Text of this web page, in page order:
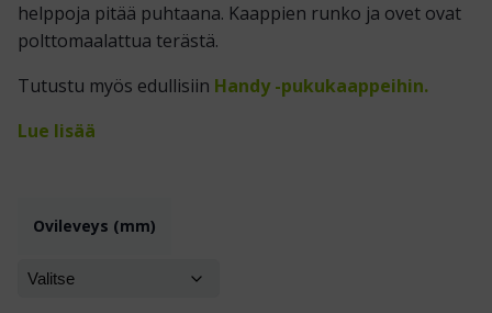
helppoja pitää puhtaana. Kaappien runko ja ovet ovat
polttomaalattua terästä.
Tutustu myös edullisiin Handy -pukukaappeihin.
Lue lisää
Ovileveys (mm)